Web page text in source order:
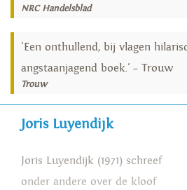
NRC Handelsblad
'Een onthullend, bij vlagen
angstaanjagend boek.' – Trouw
Trouw
Joris Luyendijk
Joris Luyendijk (1971) schreef
onder andere over de kloof